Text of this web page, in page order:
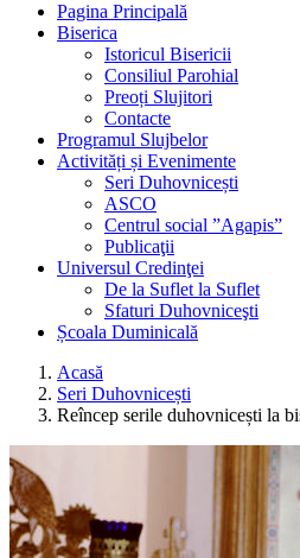
Pagina Principală
Biserica
Istoricul Bisericii
Consiliul Parohial
Preoți Slujitori
Contacte
Programul Slujbelor
Activități și Evenimente
Seri Duhovnicești
ASCO
Centrul social ”Agapis”
Publicaţii
Universul Credinţei
De la Suflet la Suflet
Sfaturi Duhovniceşti
Școala Duminicală
Acasă
Seri Duhovnicești
Reîncep serile duhovnicești la